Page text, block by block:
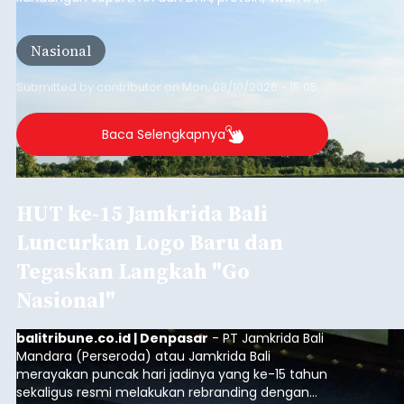
yang belum banyak dicermati adalah dari mana
sumber susu yang digunakan.
Nasional
Submitted by contributor on Mon, 08/10/2026 - 15:05
Baca Selengkapnya
HUT ke-15 Jamkrida Bali
Luncurkan Logo Baru dan
Tegaskan Langkah "Go
Nasional"
balitribune.co.id | Denpasar - PT Jamkrida Bali
Mandara (Perseroda) atau Jamkrida Bali
merayakan puncak hari jadinya yang ke-15 tahun
sekaligus resmi melakukan rebranding dengan